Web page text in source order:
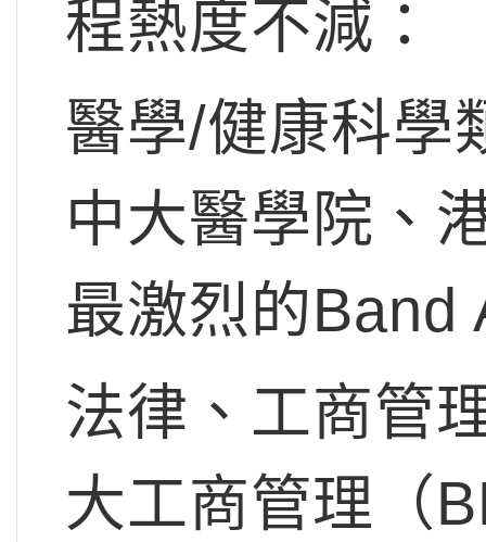
程熱度不減：
醫學/健康科學
中大醫學院、
最激烈的Band
法律、工商管
大工商管理（